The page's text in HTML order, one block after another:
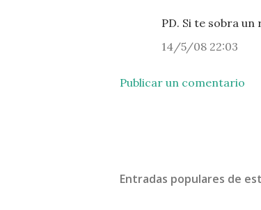
PD. Si te sobra
14/5/08 22:03
Publicar un comentario
Entradas populares de